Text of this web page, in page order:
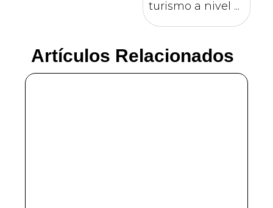
turismo a nivel ...
Artículos Relacionados